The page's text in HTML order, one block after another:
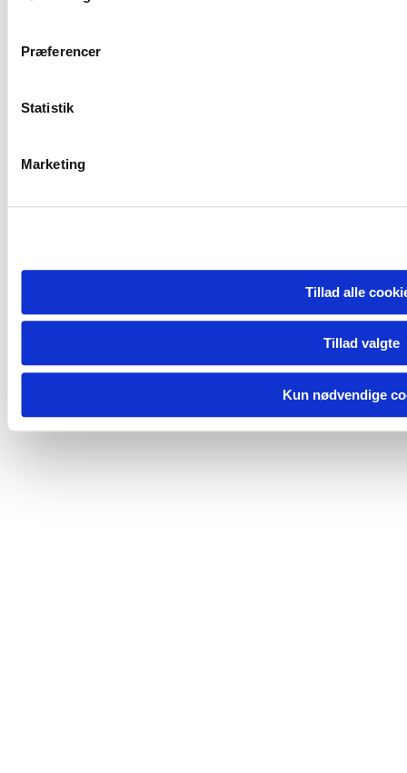
Præferencer
Statistik
Marketing
Tillad alle
Tillad valgte
Kun nødvendige